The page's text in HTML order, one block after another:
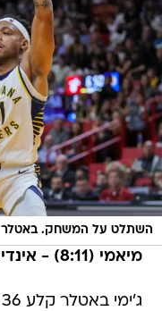
השתלט על המשחק. באטלר
מיאמי (8:11) - אינדיאנה (8:9) 132:142